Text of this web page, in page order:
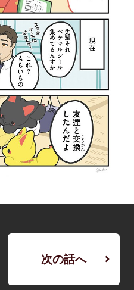
次の話へ